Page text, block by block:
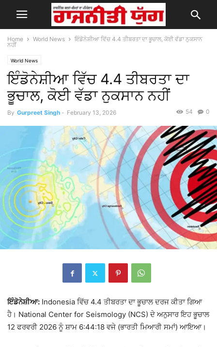
Home World News
ਇੰਡੋਨੇਸ਼ੀਆ ਵਿੱਚ 4.4 ਤੀਬਰਤਾ ਦਾ ਭੂਚਾਲ, ਕੋਈ ਵੱਡਾ ਨੁਕਸਾਨ
ਨਹੀਂ
World News
ਇੰਡੋਨੇਸ਼ੀਆ ਵਿੱਚ 4.4 ਤੀਬਰਤਾ ਦਾ
ਭੂਚਾਲ, ਕੋਈ ਵੱਡਾ ਨੁਕਸਾਨ ਨਹੀਂ
By Gurpreet Singh - February 13, 2026 0
54
ਇੰਡੋਨੇਸ਼ੀਆ: Indonesia ਵਿੱਚ 4.4 ਤੀਬਰਤਾ ਦਾ ਭੂਚਾਲ ਦਰਜ ਕੀਤਾ ਗਿਆ
ਹੈ। National Center for Seismology (NCS) ਦੇ ਅਨੁਸਾਰ ਇਹ ਭੂਚਾਲ
12 ਫਰਵਰੀ 2026 ਨੂੰ ਸ਼ਾਮ 6:44:18 ਵਜੇ (ਭਾਰਤੀ ਮਿਆਰੀ ਸਮਾਂ) ਆਇਆ।